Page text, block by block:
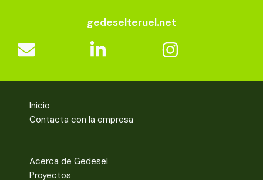
gedeselteruel.net
Inicio
Contacta con la empresa
Acerca de Gedesel
Proyectos